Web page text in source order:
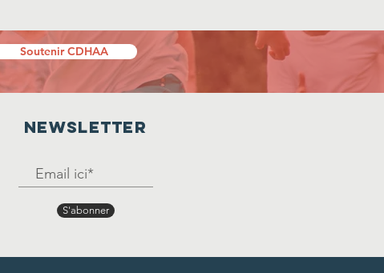
Soutenir CDHAA
Newsletter
S'abonner